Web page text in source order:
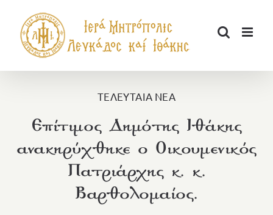
περιεχόμενο
ΤΕΛΕΥΤΑΙΑ ΝΕΑ
Επίτιμος Δημότης Ιθάκης
ανακηρύχθηκε ο Οικουμενικός
Πατριάρχης κ. κ.
Βαρθολομαίος.